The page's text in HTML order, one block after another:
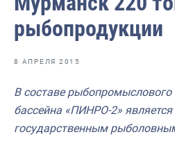
Отраслевые СМИ
Выставки и конференции
Научно-практическая
Рыбоохрана России
Отрасль в цифрах
рыбопродукции
8 АПРЕЛЯ 2015
В составе рыбопромыслового
бассейна «ПИНРО-2»
государственным